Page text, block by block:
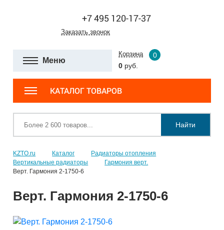
+7 495 120-17-37
Заказать звонок
Меню
Корзина
0
0 руб.
КАТАЛОГ ТОВАРОВ
Найти
KZTO.ru Каталог
Радиаторы отопления
Вертикальные радиаторы
Гармония верт.
Верт. Гармония 2-1750-6
Верт. Гармония 2-1750-6